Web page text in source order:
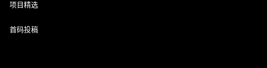
项目精选
首码投稿